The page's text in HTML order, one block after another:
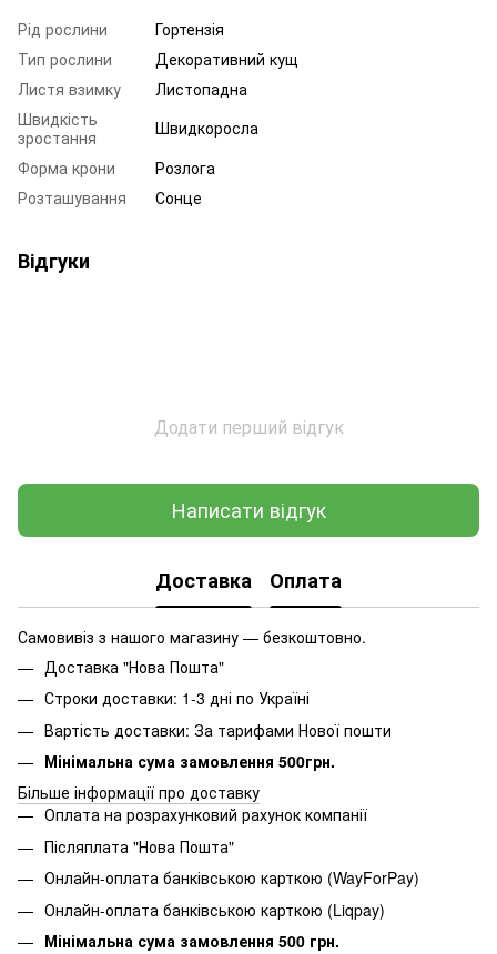
Рід рослини
Гортензія
Тип рослини
Декоративний кущ
Листя взимку
Листопадна
Швидкість
зростання
Швидкоросла
Форма крони
Розлога
Розташування
Сонце
Відгуки
Додати перший відгук
Написати відгук
Доставка Оплата
Самовивіз з нашого магазину — безкоштовно.
Доставка "Нова Пошта"
Строки доставки: 1-3 дні по Україні
Вартість доставки: За тарифами Нової пошти
Мінімальна сума замовлення 500грн.
Більше інформації про доставку
Оплата на розрахунковий рахунок компанії
Післяплата "Нова Пошта"
Онлайн-оплата банківською карткою (WayForPay)
Онлайн-оплата банківською карткою (Liqpay)
Мінімальна сума замовлення 500 грн.